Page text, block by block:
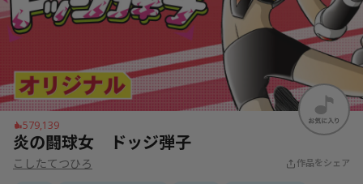
579,139
炎の闘球女 ドッジ弾子
こしたてつひろ 作品をシェア